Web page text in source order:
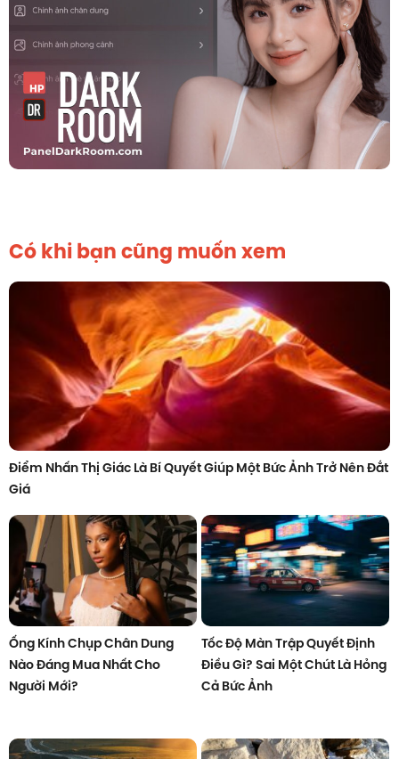
Có khi bạn cũng muốn xem
Điểm Nhấn Thị Giác Là Bí Quyết Giúp Một Bức Ảnh Trở Nên Đắt
Giá
Ống Kính Chụp Chân Dung
Nào Đáng Mua Nhất Cho
Người Mới?
Tốc Độ Màn Trập Quyết Định
Điều Gì? Sai Một Chút Là Hỏng
Cả Bức Ảnh